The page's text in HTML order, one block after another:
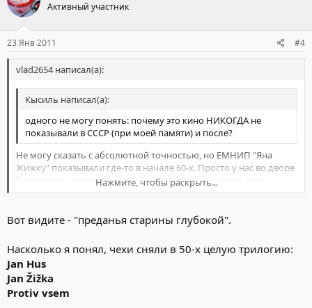
Активный участник
23 Янв 2011 #4
vlad2654 написал(а):
Кысиль написал(а):
одного не могу понять: почему это кино НИКОГДА не
показывали в СССР (при моей памяти) и после?
Не могу сказать с абсолютной точностью, но ЕМНИП "Яна
Жижку" показывали где-то в начале 60-х. Просто у нас во дворе
был парень, старше нас лет на 5 и он рассказывал о двух
фильмах. Первый (польский) - это 100% "Крестоносцы", а вот
не на 100%. Надо посмотреть. Кажется копировал с диска на
диск для товарища какой-то из этих фильмов, возможно оба.
Нажмите, чтобы раскрыть...
Вот видите - "преданья старины глубокой".
Насколько я понял, чехи сняли в 50-х целую трилогию:
Jan Hus
Jan Žižka
Protiv vsem